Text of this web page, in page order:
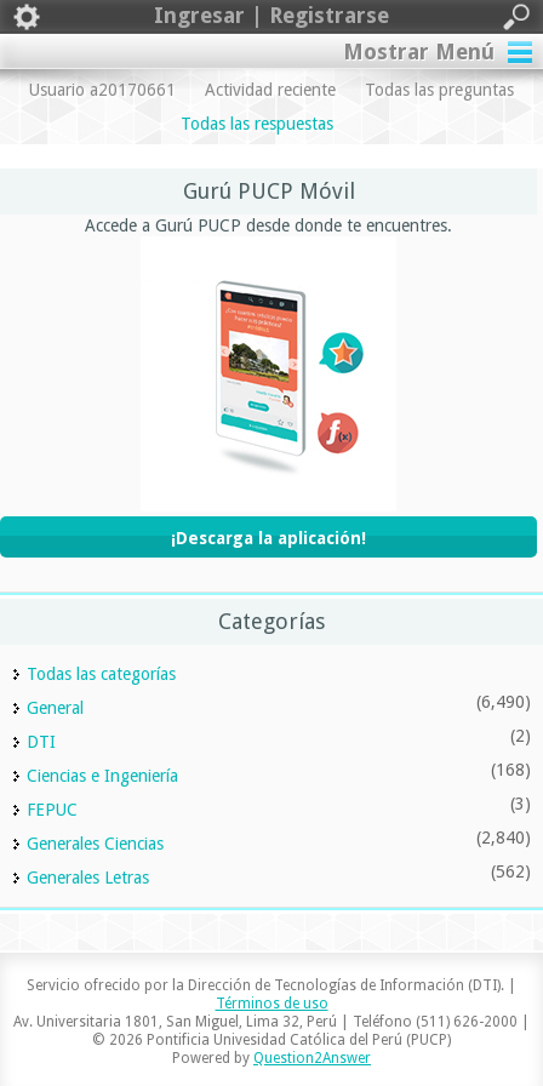
Ingresar | Registrarse
Mostrar Menú
Usuario a20170661 Actividad reciente
Todas las preguntas
Todas las respuestas
Gurú PUCP Móvil
Accede a Gurú PUCP desde donde te encuentres.
¡Descarga la aplicación!
Categorías
Todas las categorías
General
(6,490)
DTI (2)
Ciencias e Ingeniería (168)
FEPUC (3)
Generales Ciencias (2,840)
Generales Letras (562)
Servicio ofrecido por la Dirección de Tecnologías de Información (DTI). |
Términos de uso
Av. Universitaria 1801, San Miguel, Lima 32, Perú | Teléfono (511) 626-2000 |
© 2026 Pontificia Univesidad Católica del Perú (PUCP)
Powered by Question2Answer